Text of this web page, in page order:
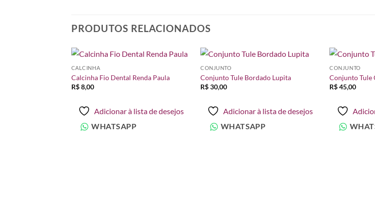
PRODUTOS RELACIONADOS
à lista de
CALCINHA
Calcinha Fio Dental Renda Paula
R$8,00
Adicionar à lista de desejos
WHATSAPP
à lista de
CONJUNTO
Conjunto Tule Bordado Lupita
R$30,00
Adicionar à lista de desejos
WHATSAPP
CONJUNTO
Conjunto Tule
R$45,00